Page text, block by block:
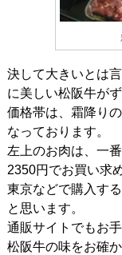
決して大きいとは
に美しい松阪牛が
価格帯は、霜降り
なっております。
左上のお肉は、一
2350円でお買い求
東京などで購入す
と思います。
通販サイトでもお
松阪牛の味をお確